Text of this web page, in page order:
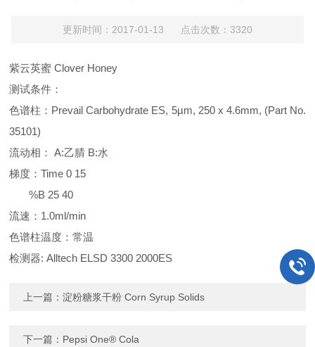
更新时间：2017-01-13 点击次数：3320
紫云英蜜 Clover Honey
测试条件：
色谱柱：Prevail Carbohydrate ES, 5µm, 250 x 4.6mm, (Part No.
35101)
流动相： A:乙腈 B:水
梯度：Time 0 15
%B 25 40
流速：1.0ml/min
色谱柱温度：常温
检测器: Alltech ELSD 3300 2000ES
上一篇：淀粉糖浆干粉 Corn Syrup Solids
下一篇： Pepsi One® Cola